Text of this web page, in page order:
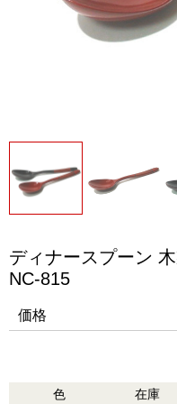
ディナースプーン
NC-815
価格
色 在庫